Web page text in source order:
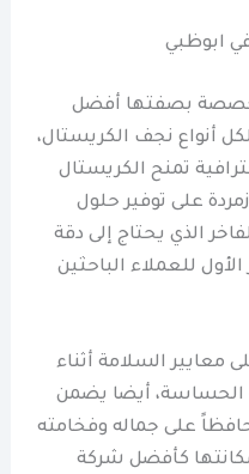
ابوظبي
بصفتها أفضل
أنواع نجف الكريستال،
تمنح الكريستال
على توفير حلول
الذي يحتاج إلى دقة
للعملاء الباحثين
السلامة أثناء
الحساسة، أيضا يضمن
على جماله وفخامته
كأفضل شركة